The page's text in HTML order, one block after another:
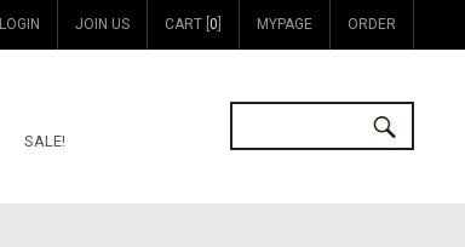
LOGIN JOIN US CART [ 0 MYPAGE ORDER
SALE!